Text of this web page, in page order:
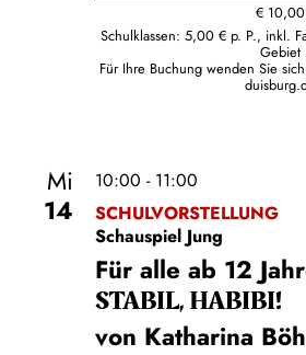
€ 10,00
Schulklassen: 5,00 € p. P., inkl.
Gebiet
Für Ihre Buchung wenden Sie
Mi
14
10:00 - 11:00
SCHULVORSTELLUNG
Schauspiel Jung
Für alle ab 12
STABIL, HABIBI!
von Katharina